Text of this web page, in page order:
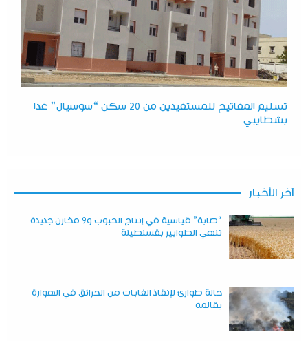
تسليم المفاتيح للمستفيدين من 20 سكن “سوسيال” غدا
بشطايبي
آخر الأخبار
“صابة” قياسية في إنتاج الحبوب و9 مخازن جديدة
تنهي الطوابير بقسنطينة
حالة طوارئ لإنقاذ الغابات من الحرائق في الهوارة
بقالمة